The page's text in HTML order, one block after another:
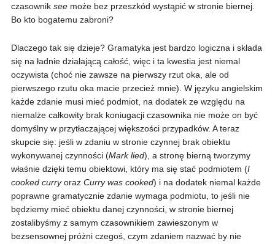
czasownik seemoże bez przeszkód wystąpić w stronie biernej.
Bo kto bogatemu zabroni?
Dlaczego tak się dzieje? Gramatyka jest bardzo logiczna i składa
się na ładnie działającą całość, więc i ta kwestia jest niemal
oczywista (choć nie zawsze na pierwszy rzut oka, ale od
pierwszego rzutu oka macie przecież mnie). W języku angielskim
każde zdanie musi mieć podmiot, na dodatek ze względu na
niemalże całkowity brak koniugacji czasownika nie może on być
domyślny w przytłaczającej większości przypadków. A teraz
skupcie się: jeśli w zdaniu w stronie czynnej brak obiektu
wykonywanej czynności (Mark lied), a stronę bierną tworzymy
właśnie dzięki temu obiektowi, który ma się stać podmiotem (I
cooked curryoraz Curry was cooked) i na dodatek niemal każde
poprawne gramatycznie zdanie wymaga podmiotu, to jeśli nie
będziemy mieć obiektu danej czynności, w stronie biernej
zostalibyśmy z samym czasownikiem zawieszonym w
bezsensownej próżni czegoś, czym zdaniem nazwać by nie